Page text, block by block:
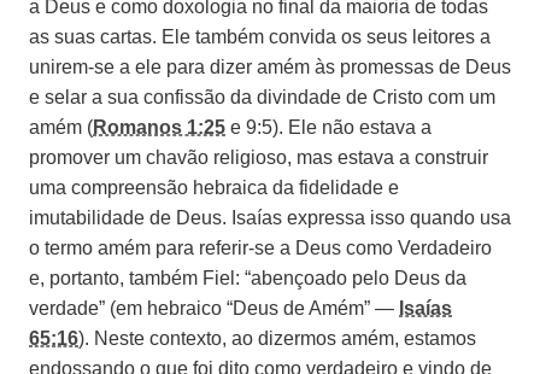
a Deus e como doxologia no final da maioria de todas
as suas cartas. Ele também convida os seus leitores a
unirem-se a ele para dizer amém às promessas de Deus
e selar a sua confissão da divindade de Cristo com um
amém (Romanos 1:25 e 9:5). Ele não estava a
promover um chavão religioso, mas estava a construir
uma compreensão hebraica da fidelidade e
imutabilidade de Deus. Isaías expressa isso quando usa
o termo amém para referir-se a Deus como Verdadeiro
e, portanto, também Fiel: “abençoado pelo Deus da
verdade” (em hebraico “Deus de Amém” — Isaías
65:16). Neste contexto, ao dizermos amém, estamos
endossando o que foi dito como verdadeiro e vindo de